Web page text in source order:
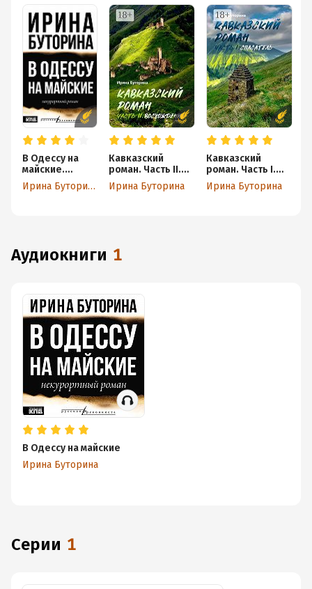
В Одессу на
майские.
Некурортный
роман
Ирина Буторина
Кавказский
роман. Часть II.
Восхождение
Ирина Буторина
Кавказский
роман. Часть I.
Спасатель
Ирина Буторина
аудиокниги 1
В Одессу на майские
Ирина Буторина
Серии 1